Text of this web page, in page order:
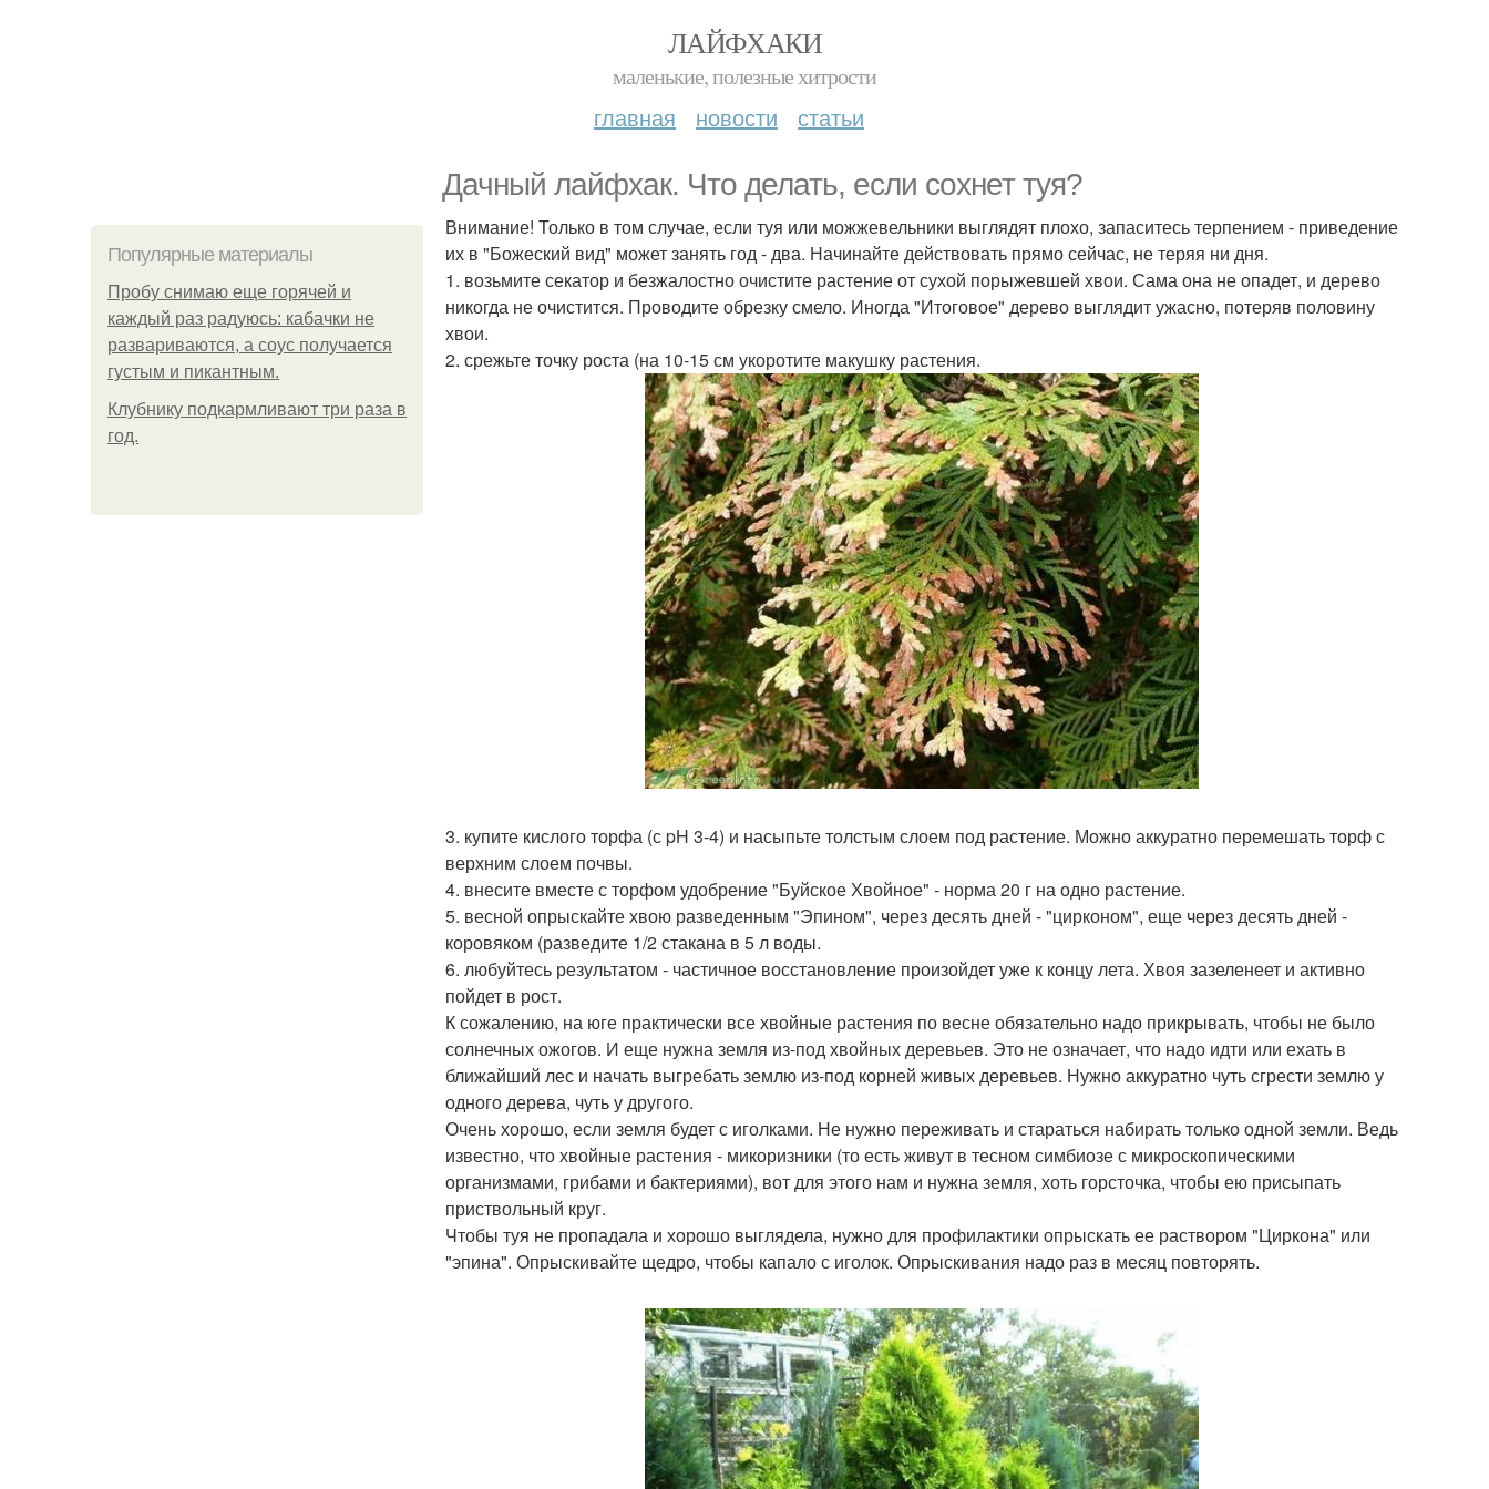
ЛАЙФХАКИ
маленькие, полезные хитрости
главная новости статьи
Дачный лайфхак. Что делать, если сохнет туя?
Популярные материалы
Пробу снимаю еще горячей и
каждый раз радуюсь: кабачки не
развариваются, а соус получается
густым и пикантным.
Клубнику подкaрмливают три раза в
гoд.
Внимание! Только в том случае, если туя или можжевельники выглядят плохо, запаситесь терпением - приведение
их в "Божеский вид" может занять год - два. Начинайте действовать прямо сейчас, не теряя ни дня.
1. возьмите секатор и безжалостно очистите растение от сухой порыжевшей хвои. Сама она не опадет, и дерево
никогда не очистится. Проводите обрезку смело. Иногда "Итоговое" дерево выглядит ужасно, потеряв половину
хвои.
2. срежьте точку роста (на 10-15 см укоротите макушку растения.
3. купите кислого торфа (с pH 3-4) и насыпьте толстым слоем под растение. Можно аккуратно перемешать торф с
верхним слоем почвы.
4. внесите вместе с торфом удобрение "Буйское Хвойное" - норма 20 г на одно растение.
5. весной опрыскайте хвою разведенным "Эпином", через десять дней - "цирконом", еще через десять дней -
коровяком (разведите 1/2 стакана в 5 л воды.
6. любуйтесь результатом - частичное восстановление произойдет уже к концу лета. Хвоя зазеленеет и активно
пойдет в рост.
К сожалению, на юге практически все хвойные растения по весне обязательно надо прикрывать, чтобы не было
солнечных ожогов. И еще нужна земля из-под хвойных деревьев. Это не означает, что надо идти или ехать в
ближайший лес и начать выгребать землю из-под корней живых деревьев. Нужно аккуратно чуть сгрести землю у
одного дерева, чуть у другого.
Очень хорошо, если земля будет с иголками. Не нужно переживать и стараться набирать только одной земли. Ведь
известно, что хвойные растения - микоризники (то есть живут в тесном симбиозе с микроскопическими
организмами, грибами и бактериями), вот для этого нам и нужна земля, хоть горсточка, чтобы ею присыпать
приствольный круг.
Чтобы туя не пропадала и хорошо выглядела, нужно для профилактики опрыскать ее раствором "Циркона" или
"эпина". Опрыскивайте щедро, чтобы капало с иголок. Опрыскивания надо раз в месяц повторять.